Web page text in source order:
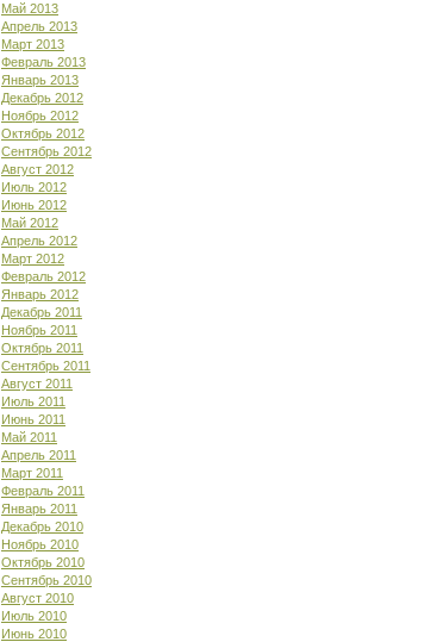
Май 2013
Апрель 2013
Март 2013
Февраль 2013
Январь 2013
Декабрь 2012
Ноябрь 2012
Октябрь 2012
Сентябрь 2012
Август 2012
Июль 2012
Июнь 2012
Май 2012
Апрель 2012
Март 2012
Февраль 2012
Январь 2012
Декабрь 2011
Ноябрь 2011
Октябрь 2011
Сентябрь 2011
Август 2011
Июль 2011
Июнь 2011
Май 2011
Апрель 2011
Март 2011
Февраль 2011
Январь 2011
Декабрь 2010
Ноябрь 2010
Октябрь 2010
Сентябрь 2010
Август 2010
Июль 2010
Июнь 2010